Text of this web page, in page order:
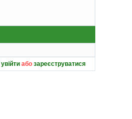
увійти або зареєструватися